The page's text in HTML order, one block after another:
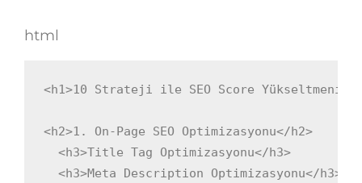
html
<h1>10 Strateji ile SEO Score Yükseltmenin
<h2>1. On-Page SEO Optimizasyonu</h2>
<h3>Title Tag Optimizasyonu</h3>
<h3>Meta Description Optimizasyonu</h3>